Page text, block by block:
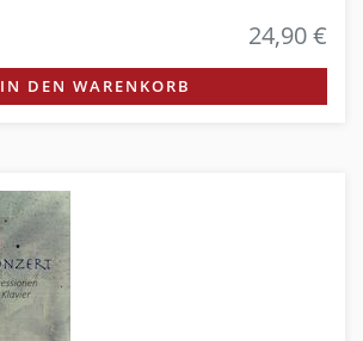
24,90 €
IN DEN WARENKORB